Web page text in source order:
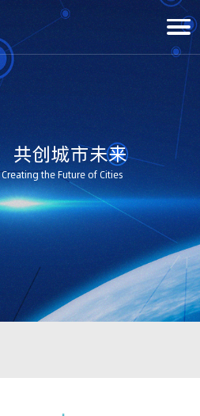
共创城市未来
the Future of Cities